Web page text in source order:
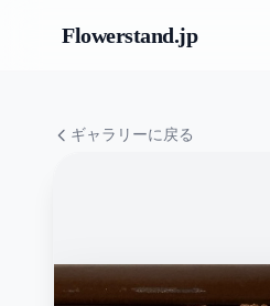
Flowerstand.jp
ギャラリーに戻る